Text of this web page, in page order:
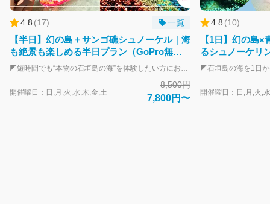
4.8 (17) 一覧
【半日】幻の島＋サンゴ礁シュノーケル｜海
も絶景も楽しめる半日プラン（GoPro無料
あり）
◤短時間でも“本物の石垣島の海”を体験したい方におすすめです 🌊 幻の島上陸と本格シュノーケリングがセットになった、半日でしっかり満足できる人気プラン。 「時間は限られているけど、体験の質にはこだわりたい」 短時間でも“本物の海体験”を楽しみたい方や、お子様にも本格的な体験をさせたいご家族に選ばれているプランです！ ▼このツアーでできること ・エメラルドブルーに浮かぶ絶景の無人島「幻の島」に上陸 ・国立公園指定されている美しいサンゴ礁エリアでの本格シュノーケリング ・カラフルな魚たちと一緒に泳ぐ感動体験 ▼“上陸だけ”では終わらない、本格プラン 幻の島への上陸だけでなく、国立公園に指定されるサンゴ礁エリアでのシュノーケリングも楽しめます。短時間でも石垣島らしい海の魅力をしっかり体験できる内容です。 ▼初めての方・お子さんも安心してご参加いただけます 器材の使い方から海の入り方まで、スタッフが一から丁寧にサポート。ライフジャケット着用で浮いているだけでも楽しめるため、泳ぎが苦手な方でも安心です◎ ▼その日ベストのポイントへご案内 海況や混雑状況を見ながら、「揺れにくい・透明度が高い・魚が多い」ポイントを選定。より美しい海を楽しんでいただけるようご案内します。 ＼＼1日しっかり遊びたい方へ／／ 本プランは、半日で幻の島とサンゴ礁シュノーケリングを楽しめるプランです。もし1日お時間がある方は、本プラン「幻の島・サンゴ礁シュノーケリング」に加えて、青の洞窟探検とウミガメシュノーケリングまで楽しめる【1日シュノーケリングコース】もございます。 1日コースはセット価格のため、半日プランを別々に予約するより内容も充実していてお得です。石垣島を代表する2大スポット、絶景、ウミガメをまとめて楽しみたい方には、下記コースがおすすめです！ ●本プランに【青の洞窟探検＆ウミガメシュノーケリング】をプラス！ 【1日コース】幻の島＋サンゴ礁シュノーケリング＆青の洞窟ウミガメシュノーケル ⇒https://book.rise-ishigaki.com/top/products/14f0f980-be86-59e3-803c-d92b8abb4588?lng=ja-JP ※マリンスポーツも一緒に楽しみたい方には、10種遊び放題付きの1日コースもございます。 【1日コース】幻の島＋サンゴ礁シュノーケリング＋マリンスポーツ10種遊び放題 ⇒https://book.rise-ishigaki.com/top/products/694106ca-06ab-54e3-81cc-35543fdd4f21?lng=ja-JP ＜本プランに必要な持ち物＞ ・水着（事前着用） ・タオル ・飲み物（お1人様1本ご持参ください） ・日焼け止めやラッシュガード（必要な方） ※ご予約は事前決済となりますが、天候不良などによる中止時は速やかに全額返金いたします。 ⚠ご予約について 人気の時間帯は早く埋まることが多いため、ご希望日時が決まっている場合はお早めのご予約がおすすめです。 ▶今だけ特典 🎁 直接集合の方はGoPro無料レンタル付き さらに、プール・ビーチ・サウナ付きのBBQ施設「SAZANAMI」を最大15％OFFでご利用いただけます。
開催曜日：日,月,火,水,木,金,土
8,500円
7,800円〜
4.8 (10)
【1日】幻の島
るシュノーケリ
ゴ礁）
開催曜日：日,月,火,